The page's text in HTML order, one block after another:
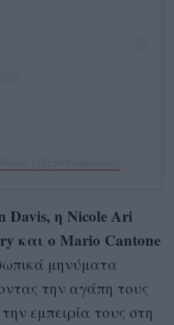
Davis, η Nicole Ari
και ο Mario Cantone
μηνύματα
την αγάπη τους
εμπειρία τους στη